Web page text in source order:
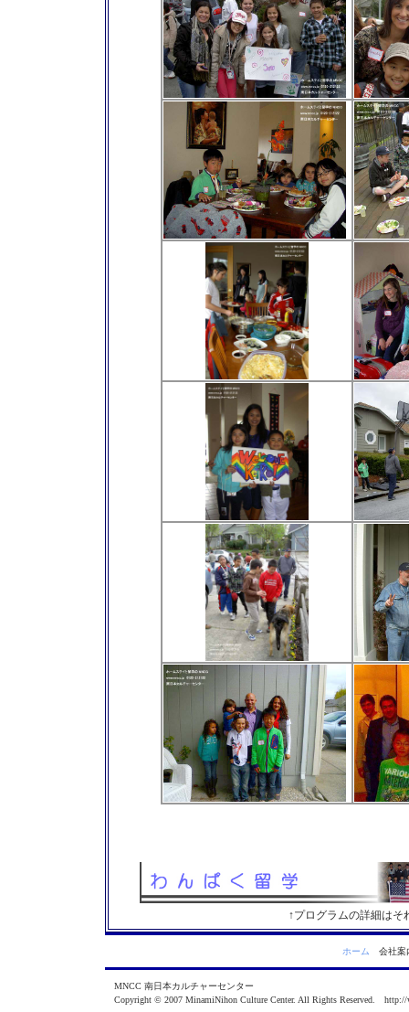
↑プログラムの詳細はそ
ホーム 会社
MNCC 南日本カルチャーセンター
Copyright © 2007 MinamiNihon Culture Center. All Rights Reserved. http://